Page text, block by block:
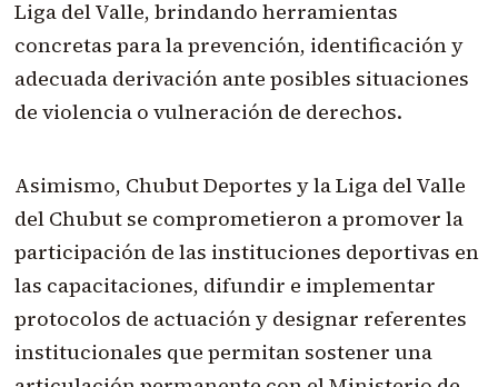
Liga del Valle, brindando herramientas
concretas para la prevención, identificación y
adecuada derivación ante posibles situaciones
de violencia o vulneración de derechos.
Asimismo, Chubut Deportes y la Liga del Valle
del Chubut se comprometieron a promover la
participación de las instituciones deportivas en
las capacitaciones, difundir e implementar
protocolos de actuación y designar referentes
institucionales que permitan sostener una